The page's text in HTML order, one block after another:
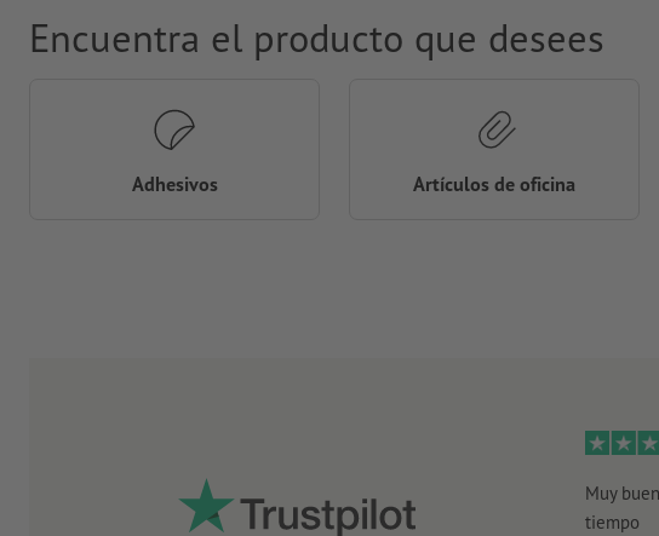
Muy
tiempo
Encuentra el producto que desees
Adhesivos Artículos de oficina